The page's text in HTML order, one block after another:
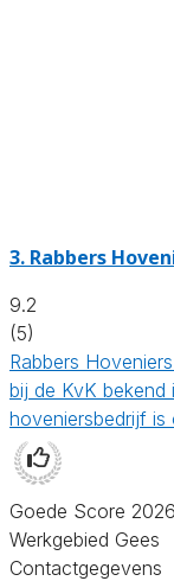
3. Rabbers
9.2
(5)
Rabbers
bij de KvK
hoveniersbedrijf is
Goede Score 2026
Werkgebied Gees
Contactgegevens